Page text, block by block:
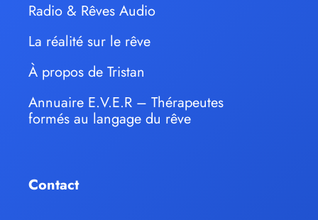
Radio & Rêves Audio
La réalité sur le rêve
À propos de Tristan
Annuaire E.V.E.R – Thérapeutes
formés au langage du rêve
Contact